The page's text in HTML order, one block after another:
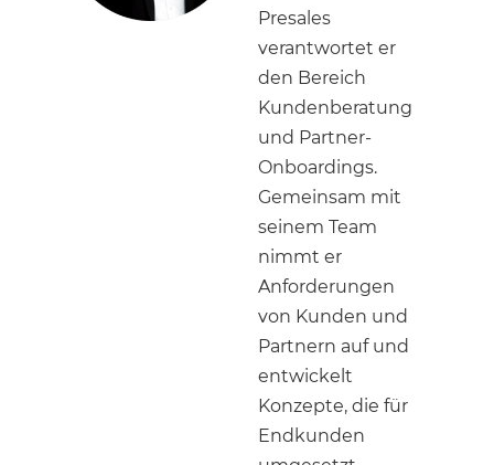
Presales
verantwortet er
den Bereich
Kundenberatung
und Partner-
Onboardings.
Gemeinsam mit
seinem Team
nimmt er
Anforderungen
von Kunden und
Partnern auf und
entwickelt
Konzepte, die für
Endkunden